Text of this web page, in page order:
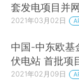
套发电项目并网
2021年03月02日
中国-中东欧基
伏电站 首批项
2021年02月09日